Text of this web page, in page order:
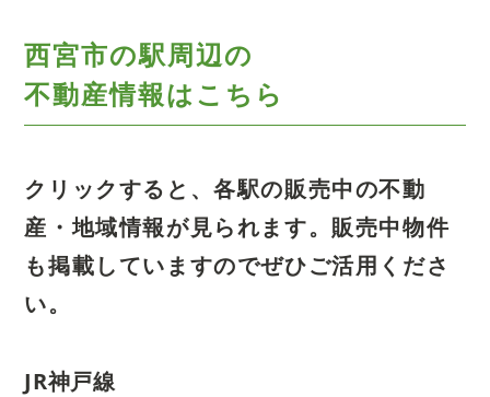
西宮市の駅周辺の
不動産情報はこちら
クリックすると、各駅の販売中の不動
産・地域情報が見られます。 販売中物件
も掲載していますのでぜひご活用くださ
い。
JR神戸線